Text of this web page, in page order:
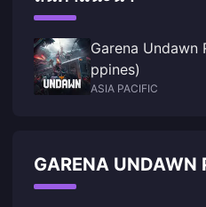
Garena Undawn
ppines)
ASIA PACIFIC
GARENA